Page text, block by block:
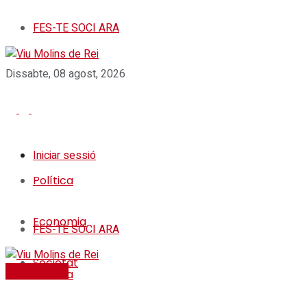
FES-TE SOCI ARA
Dissabte, 08 agost, 2026
Iniciar sessió
Política
Economia
Societat
FES-TE SOCI ARA
Política